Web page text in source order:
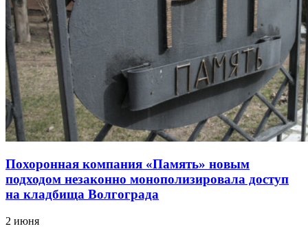
Похоронная компания «Память» новым
подходом незаконно монополизировала доступ
на кладбища Волгограда
2 июня